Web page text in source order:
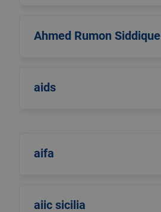
Ahmed Rumon Siddique
aids
aifa
aiic sicilia